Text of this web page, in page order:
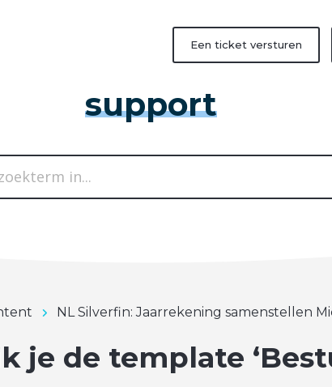
Een ticket versturen
support
NL Silverfin: Jaarrekening samenstellen
je de template